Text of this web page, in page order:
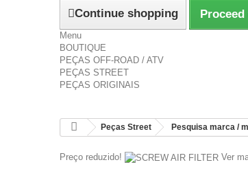
Continue shopping
Menu
BOUTIQUE
PEÇAS OFF-ROAD / ATV
PEÇAS STREET
PEÇAS ORIGINAIS
Peças Street Pesquisa marca /
Preço reduzido! Ver